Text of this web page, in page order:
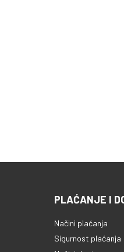
PLAĆANJE I
Načini plaćanja
Sigurnost plaćanja